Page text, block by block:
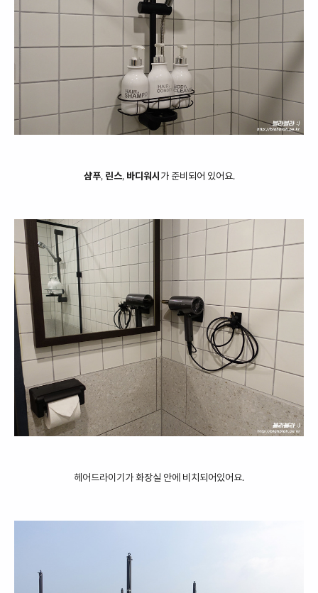
샴푸, 린스, 바디워시 가 준비되어 있어요.
헤어드라이기가 화장실 안에 비치되어있어요.